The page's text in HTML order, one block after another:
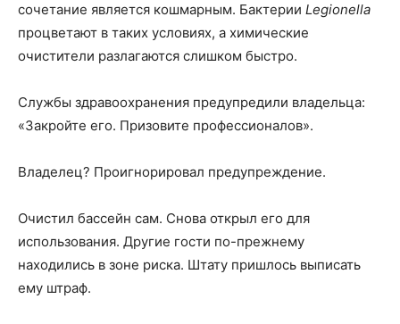
сочетание является кошмарным. Бактерии Legionella
процветают в таких условиях, а химические
очистители разлагаются слишком быстро.
Службы здравоохранения предупредили владельца:
«Закройте его. Призовите профессионалов».
Владелец? Проигнорировал предупреждение.
Очистил бассейн сам. Снова открыл его для
использования. Другие гости по-прежнему
находились в зоне риска. Штату пришлось выписать
ему штраф.